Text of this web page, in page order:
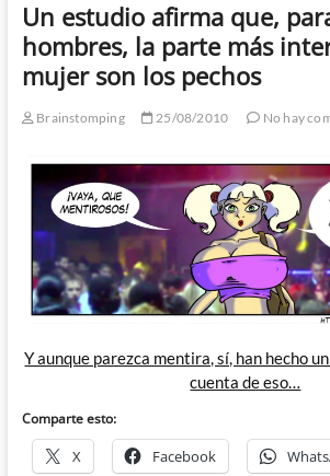
Un estudio afirma que,
hombres, la parte más
mujer son los pechos
Brainstomping 25/08/2010 No hay
Y aunque parezca mentira, sí, han hecho
cuenta de eso…
Comparte esto:
X Facebook